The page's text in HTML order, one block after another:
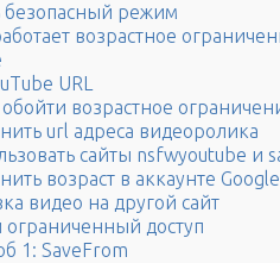
безопасный режим
возрастное
URL
возрастное
url адреса видеоролика
сайты nsfwyoutube и
возраст в аккаунте Google
видео на другой сайт
ограниченный доступ
1: SaveFrom